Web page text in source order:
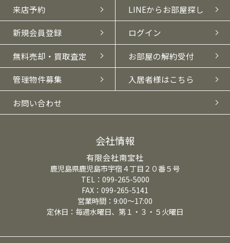
来店予約 LINEからお部屋探し
新規会員登録 ログイン
無料売却・買取査定 お部屋の解約受付
管理物件募集 入居者様はこちら
お問い合わせ
会社情報
有限会社南宝社
鹿児島県鹿児島市宇宿４丁目２０番５号
TEL：099-265-5000
FAX：099-265-5141
営業時間：9:00～17:00
定休日：毎週水曜日、第１・３・５火曜日